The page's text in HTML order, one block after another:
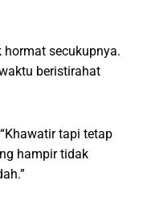
hormat secukupnya.
beristirahat
tapi tetap
hampir tidak